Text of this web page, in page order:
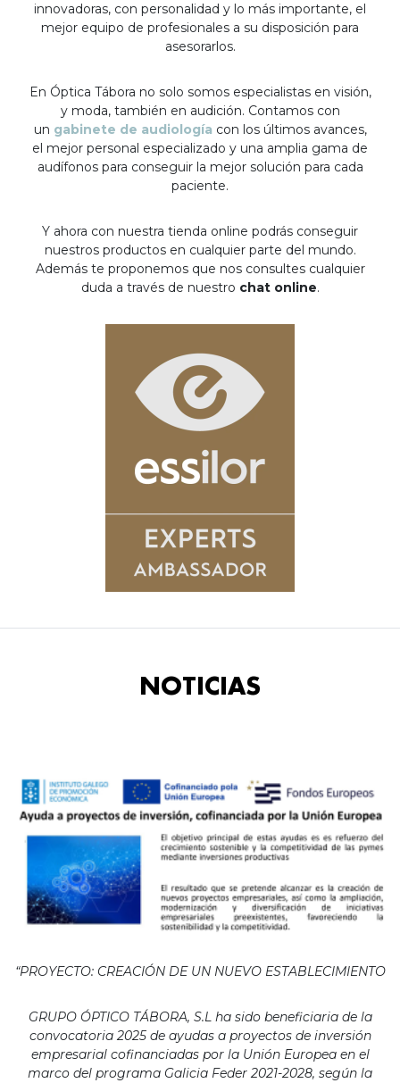
innovadoras, con personalidad y lo más importante, el
mejor equipo de profesionales a su disposición para
asesorarlos.
En Óptica Tábora no solo somos especialistas en visión,
y moda, también en audición. Contamos con
un gabinete de audiología con los últimos avances,
el mejor personal especializado y una amplia gama de
audífonos para conseguir la mejor solución para cada
paciente.
Y ahora con nuestra tienda online podrás conseguir
nuestros productos en cualquier parte del mundo.
Además te proponemos que nos consultes cualquier
duda a través de nuestro chat online.
NOTICIAS
“PROYECTO: CREACIÓN DE UN NUEVO ESTABLECIMIENTO
GRUPO ÓPTICO TÁBORA, S.L ha sido beneficiaria de la
convocatoria 2025 de ayudas a proyectos de inversión
empresarial cofinanciadas por la Unión Europea en el
marco del programa Galicia Feder 2021-2028, según la